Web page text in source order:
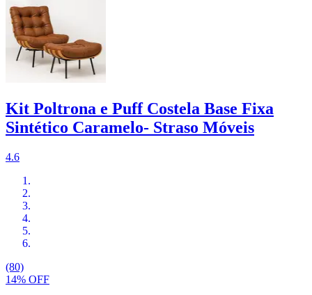
Kit Poltrona e Puff Costela Base Fixa
Sintético Caramelo- Straso Móveis
4.6
(80)
14% OFF